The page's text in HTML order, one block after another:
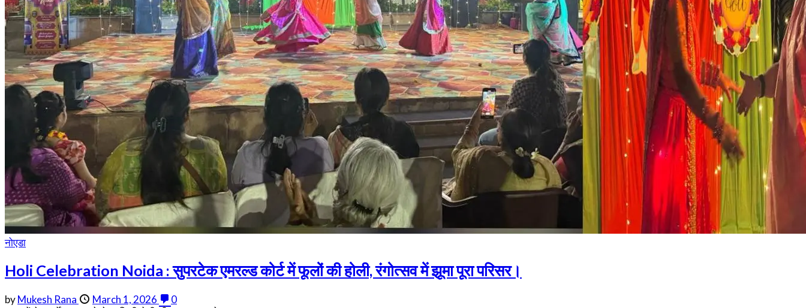
नोएडा
Holi Celebration Noida : सुपरटेक एमरल्ड कोर्ट में फूलों की होली, रंगोत्सव में झूमा पूरा परिसर।
byMukesh Rana March 1, 2026
0